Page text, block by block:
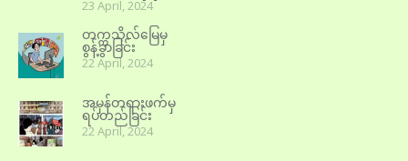
23 April, 2024
တက္ကသိုလ်မြေမှ
စွန့်ခွာခြင်း
22 April, 2024
အမှန်တရားဖက်မှ
ရပ်တည်ခြင်း
22 April, 2024